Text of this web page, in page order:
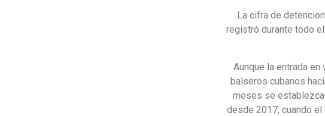
La cifra de
registró durante todo
Aunque la entrada
balseros cubanos
meses se
desde 2017, cuando